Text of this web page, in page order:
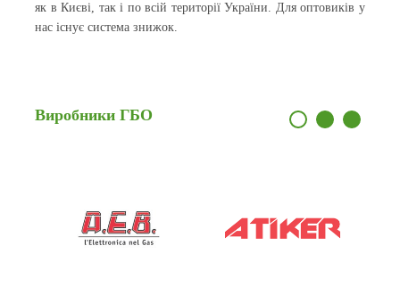
як в Києві, так і по всій території України. Для оптовиків у
нас існує система знижок.
Виробники ГБО